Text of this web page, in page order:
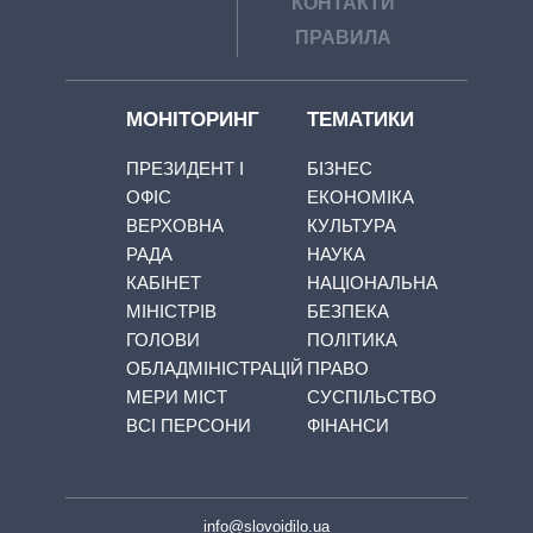
ПРАВИЛА
МОНІТОРИНГ
ПРЕЗИДЕНТ І
ОФІС
ВЕРХОВНА
РАДА
КАБІНЕТ
МІНІСТРІВ
ГОЛОВИ
ОБЛАДМІНІСТРАЦІЙ
МЕРИ МІСТ
ВСІ ПЕРСОНИ
ТЕМАТИКИ
БІЗНЕС
ЕКОНОМІКА
КУЛЬТУРА
НАУКА
НАЦІОНАЛЬНА
БЕЗПЕКА
ПОЛІТИКА
ПРАВО
СУСПІЛЬСТВО
ФІНАНСИ
info@slovoidilo.ua